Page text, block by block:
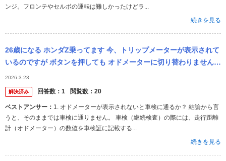
ンジ。フロンテやセルボの運転は難しかったけどラ...
続きを見る
26歳になる ホンダZ乗ってます 今、トリップメーターが表示されて
いるのですが ボタンを押しても オドメーターに切り替わりません
オドメーターに切り替わらないと 車検 受けれませんか？ メ...
2026.3.23
解決済み 回答数： 1 閲覧数： 20
ベストアンサー： 1. オドメーターが表示されないと車検に通るか？ 結論から言
うと、そのままでは車検に通りません。 車検（継続検査）の際には、走行距離
計（オドメーター）の数値を車検証に記載する...
続きを見る